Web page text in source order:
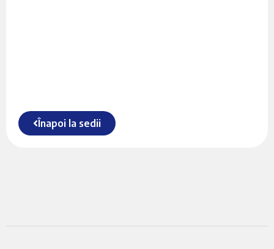
Înapoi la sedii